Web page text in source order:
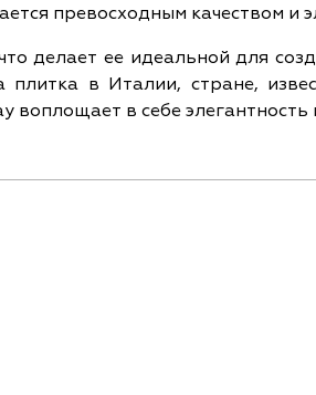
превосходным качеством и
делает ее идеальной для
плитка в Италии, стране,
воплощает в себе элегантность